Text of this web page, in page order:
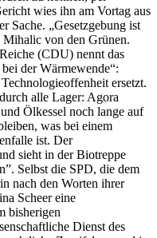
wies ihn am Vortag aus
Sache. „Gesetzgebung ist
von den Grünen.
(CDU) nennt das
der Wärmewende“:
ersetzt.
alle Lager: Agora
Ölkessel noch lange auf
was bei einem
ist. Der
sieht in der Biotreppe
Selbst die SPD, die dem
nach den Worten ihrer
Scheer eine
bisherigen
Dienst des